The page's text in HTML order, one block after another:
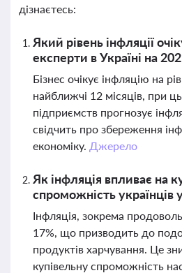
дізнаєтесь:
Який рівень інфляції
експерти в Україні на
Бізнес очікує інфляцію на
найближчі 12 місяців, при
підприємств прогнозує
свідчить про збереження
економіку. Джерело
Як інфляція впливає на
спроможність українців
Інфляція, зокрема
17%, що призводить до
продуктів харчування. Це
купівельну спроможність